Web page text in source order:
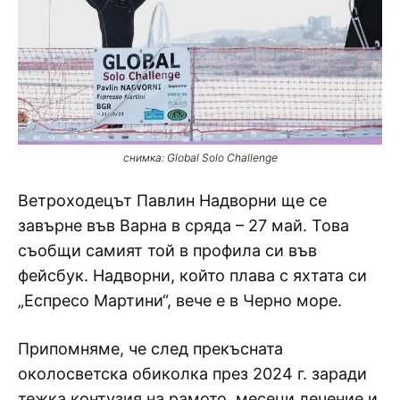
снимка: Global Solo Challenge
Ветроходецът Павлин Надворни ще се
завърне във Варна в сряда – 27 май. Това
съобщи самият той в профила си във
фейсбук. Надворни, който плава с яхтата си
„Еспресо Мартини“, вече е в Черно море.
Припомняме, че след прекъсната
околосветска обиколка през 2024 г. заради